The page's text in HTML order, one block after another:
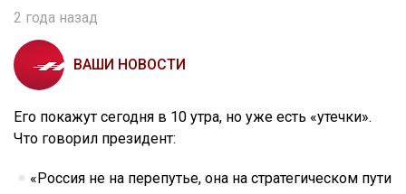
2 года назад
ВАШИ НОВОСТИ
Его покажут сегодня в 10 утра, но уже есть «утечки».
Что говорил президент:
«Россия не на перепутье, она на стратегическом пути